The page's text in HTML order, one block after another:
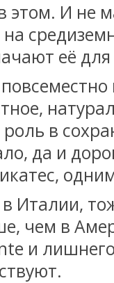
этом. И не
её
в
да и
Италии,
чем в
и